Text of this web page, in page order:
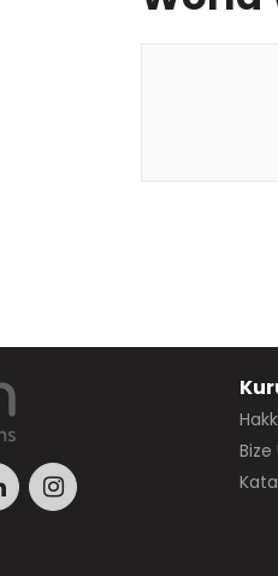
Bize